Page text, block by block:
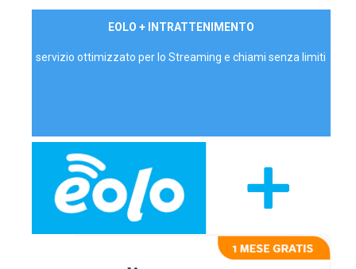
EOLO + INTRATTENIMENTO
servizio ottimizzato per lo Streaming e chiami senza limiti